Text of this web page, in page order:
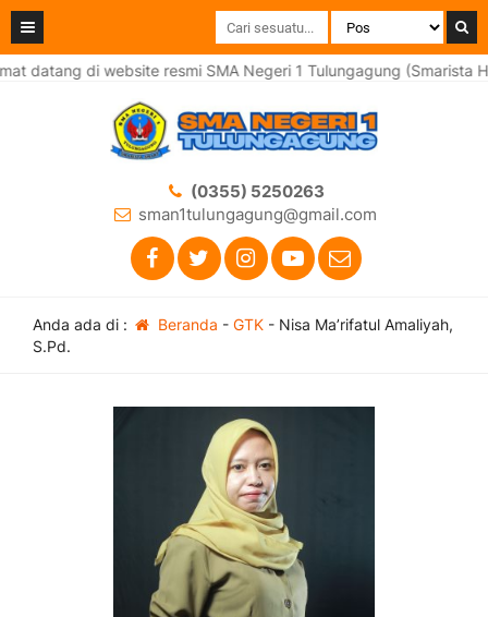
datang di website resmi SMA Negeri 1 Tulungagung (Smarista
(0355) 5250263
sman1tulungagung@gmail.com
Anda ada di : Beranda - GTK- Nisa Ma’rifatul Amaliyah,
S.Pd.